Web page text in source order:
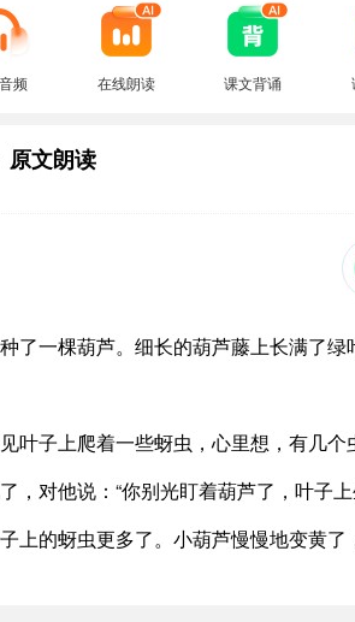
频 在线朗读 课文背诵
原文朗读
了一棵葫芦。细长的葫芦藤上长满了
叶子上爬着一些蚜虫，心里想，有几
，对他说：“你别光盯着葫芦了，叶子
上的蚜虫更多了。小葫芦慢慢地变黄了